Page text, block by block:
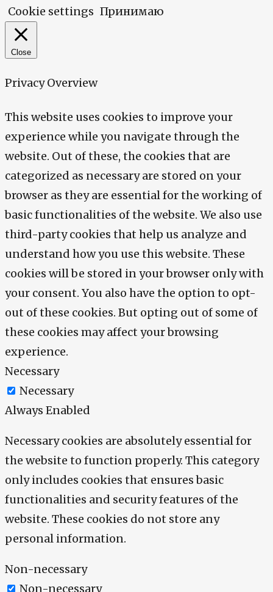
Cookie settings Принимаю
Close
Privacy Overview
This website uses cookies to improve your
experience while you navigate through the
website. Out of these, the cookies that are
categorized as necessary are stored on your
browser as they are essential for the working of
basic functionalities of the website. We also use
third-party cookies that help us analyze and
understand how you use this website. These
cookies will be stored in your browser only with
your consent. You also have the option to opt-
out of these cookies. But opting out of some of
these cookies may affect your browsing
experience.
Necessary
Necessary
Always Enabled
Necessary cookies are absolutely essential for
the website to function properly. This category
only includes cookies that ensures basic
functionalities and security features of the
website. These cookies do not store any
personal information.
Non-necessary
Non-necessary